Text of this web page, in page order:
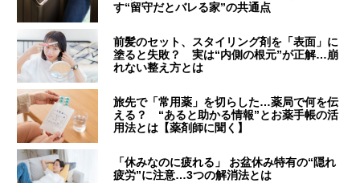
す“留守だとバレる家”の共通点
前髪のセット、スタイリング剤を「表面」に
塗ると失敗？ 実は“内側の根元”が正解…崩
れない整え方とは
旅先で「常用薬」を切らした…薬局で何を伝
える？ “あると助かる情報”とお薬手帳の活
用法とは【薬剤師に聞く】
「休みなのに疲れる」 お盆休み特有の“隠れ
疲労”に注意…3つの解消法とは